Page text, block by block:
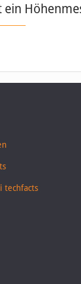
techfacts